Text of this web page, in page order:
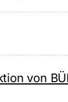
von